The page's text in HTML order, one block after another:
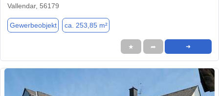
Vallendar, 56179
Gewerbeobjekt ca. 253,85 m²
★ ➦ ➜